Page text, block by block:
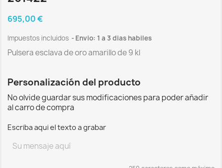
695,00 €
Impuestos incluidos Envio: 1 a 3 dias habiles
Pulsera esclava de oro amarillo de 9 kl
Personalización del producto
No olvide guardar sus modificaciones para poder añadir
al carro de compra
Escriba aqui el texto a grabar